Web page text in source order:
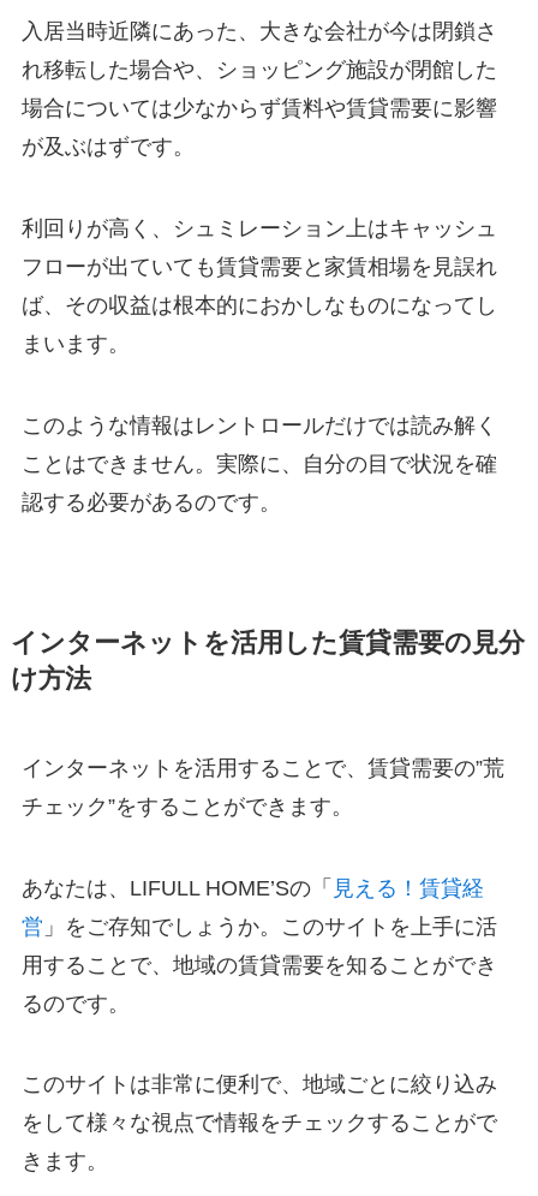
入居当時近隣にあった、大きな会社が今は閉鎖さ
れ移転した場合や、ショッピング施設が閉館した
場合については少なからず賃料や賃貸需要に影響
が及ぶはずです。
利回りが高く、シュミレーション上はキャッシュ
フローが出ていても賃貸需要と家賃相場を見誤れ
ば、その収益は根本的におかしなものになってし
まいます。
このような情報はレントロールだけでは読み解く
ことはできません。実際に、自分の目で状況を確
認する必要があるのです。
インターネットを活用した賃貸需要の見分
け方法
インターネットを活用することで、賃貸需要の”荒
チェック”をすることができます。
あなたは、LIFULL HOME’Sの「 見える！賃貸経
営 」をご存知でしょうか。このサイトを上手に活
用することで、地域の賃貸需要を知ることができ
るのです。
このサイトは非常に便利で、地域ごとに絞り込み
をして様々な視点で情報をチェックすることがで
きます。